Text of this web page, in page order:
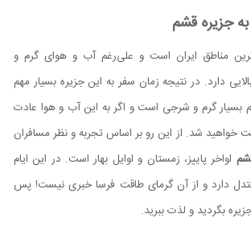
جزیره قشم
مناطق ایران است و علی‌رغم آب و هوای گرم و
دارد. در نتیجه زمان سفر به این جزیره بسیار مهم
بسیار گرم و شرجی است و اگر به این آب و هوا عادت
خواهید شد. از این رو بر اساس تجربه و نظر مسافران
اواخر پاییز، زمستان و اوایل بهار است. در این ایام
دارد و از آن گرمای طاقت فرسا خبری نیست! پس
بگردید و لذت ببرید.